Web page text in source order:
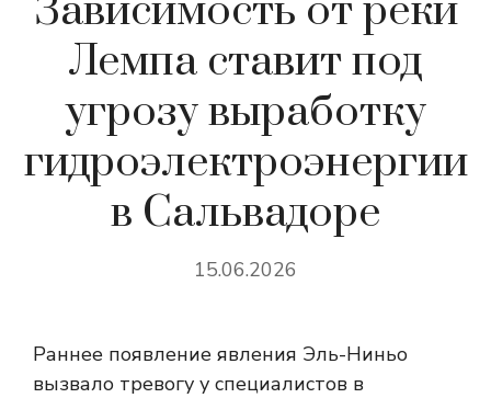
Зависимость от реки
Лемпа ставит под
угрозу выработку
гидроэлектроэнергии
в Сальвадоре
15.06.2026
Раннее появление явления Эль-Ниньо
вызвало тревогу у специалистов в